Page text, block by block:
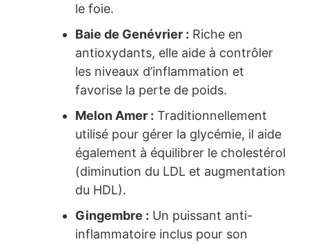
le foie.
Baie de Genévrier : Riche en
antioxydants, elle aide à contrôler
les niveaux d’inflammation et
favorise la perte de poids.
Melon Amer : Traditionnellement
utilisé pour gérer la glycémie, il aide
également à équilibrer le cholestérol
(diminution du LDL et augmentation
du HDL).
Gingembre : Un puissant anti-
inflammatoire inclus pour son